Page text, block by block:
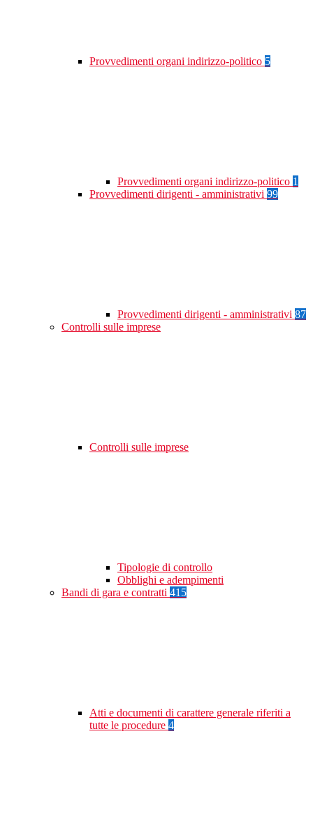
Provvedimenti organi indirizzo-politico 5
Provvedimenti organi indirizzo-politico 1
Provvedimenti dirigenti - amministrativi 99
Provvedimenti dirigenti - amministrativi 87
Controlli sulle imprese
Controlli sulle imprese
Tipologie di controllo
Obblighi e adempimenti
Bandi di gara e contratti 415
Atti e documenti di carattere generale riferiti a
tutte le procedure 4